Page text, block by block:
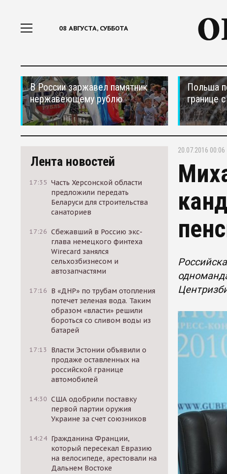
08 АВГУСТА, СУББОТА
В России заржавел памятник
нержавеющему рублю
Польша
границе
Лента новостей
17:35 Часть Херсонской области
предложили передать
Беларуси для строительства
санаториев
17:26 Сбежавший в Россию экс-
глава немецкого финтеха
Wirecard занялся
сельхозбизнесом и
автозапчастями
17:16 В «ДНР» по трубам отопления
потечет зеленая вода. Таким
образом «власти» решили
бороться со сливом воды из
батарей
17:13
Власти Эстонии объявили о
продаже оставленных на
российской границе
автомобилей
14:30 США одобрили поставку
первой партии оружия
Украине за счет союзников
14:24 Гражданина Франции,
который пересекал Евразию
на велосипеде, арестовали на
Дальнем Востоке
20.07.2016 00:06